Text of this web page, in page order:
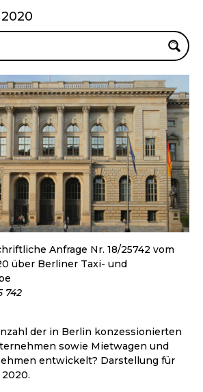
Anfrage Nr. 18/25742 vom
über Berliner Taxi- und
742
der in Berlin konzessionierten
sowie Mietwagen und
entwickelt? Darstellung für